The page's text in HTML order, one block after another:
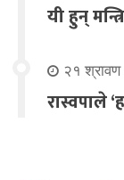
यी हुन्
२१ श्रावण
रास्वपाले